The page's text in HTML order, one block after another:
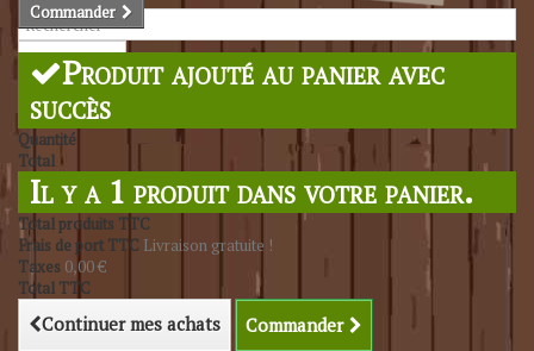
Rechercher
Commander
Produit ajouté au panier avec
succès
Quantité
Total
Il y a 1 produit dans votre panier.
Total produits TTC
Frais de port TTC Livraison gratuite !
Taxes 0,00 €
Total TTC
Continuer mes achats Commander